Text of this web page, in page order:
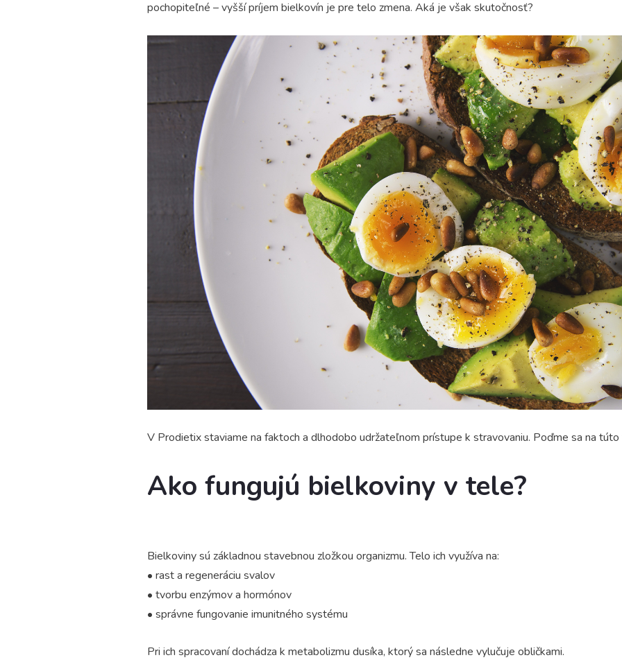
pochopiteľné – vyšší príjem bielkovín je pre telo zmena. Aká je však skutočnosť?
V Prodietix staviame na faktoch a dlhodobo udržateľnom prístupe k stravovaniu. Poďme sa na
Ako fungujú bielkoviny v tele?
Bielkoviny sú základnou stavebnou zložkou organizmu. Telo ich využíva na:
• rast a regeneráciu svalov
• tvorbu enzýmov a hormónov
• správne fungovanie imunitného systému
Pri ich spracovaní dochádza k metabolizmu dusíka, ktorý sa následne vylučuje obličkami.